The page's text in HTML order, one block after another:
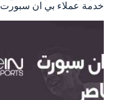
خدمة عملاء بي ان سبورت bein sport